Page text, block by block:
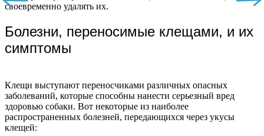
своевременно удалять их.
Болезни, переносимые клещами, и их
симптомы
Клещи выступают переносчиками различных опасных
заболеваний, которые способны нанести серьезный вред
здоровью собаки. Вот некоторые из наиболее
распространенных болезней, передающихся через укусы
клещей: